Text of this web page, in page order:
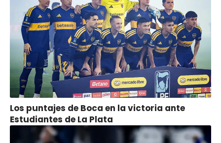
Los puntajes de Boca en la victoria ante
Estudiantes de La Plata